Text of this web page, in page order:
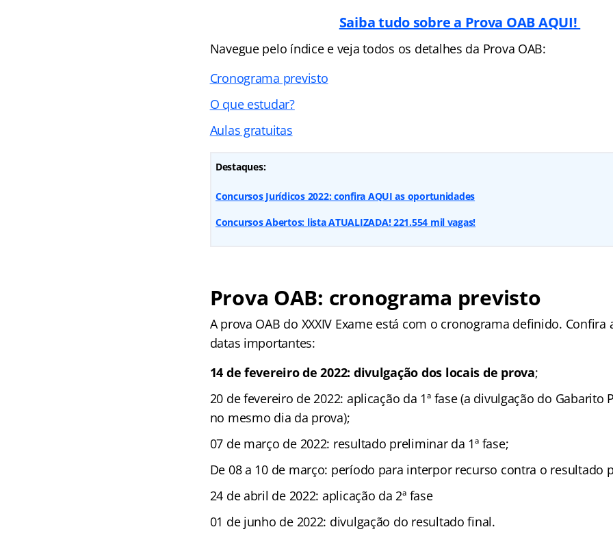
Saiba tudo sobre a Prova OAB AQUI!
Navegue pelo índice e veja todos os detalhes da Prova OAB:
Cronograma previsto
O que estudar?
Aulas gratuitas
Destaques:
Concursos Jurídicos 2022: confira AQUI as oportunidades
Concursos Abertos: lista ATUALIZADA! 221.554 mil vagas!
Prova OAB: cronograma previsto
A prova OAB do XXXIV Exame está com o cronograma definido. Confira
datas importantes:
14 de fevereiro de 2022: divulgação dos locais de prova;
20 de fevereiro de 2022: aplicação da 1ª fase (a divulgação do Gabarito
no mesmo dia da prova);
07 de março de 2022: resultado preliminar da 1ª fase;
De 08 a 10 de março: período para interpor recurso contra o resultado
24 de abril de 2022: aplicação da 2ª fase
01 de junho de 2022: divulgação do resultado final.